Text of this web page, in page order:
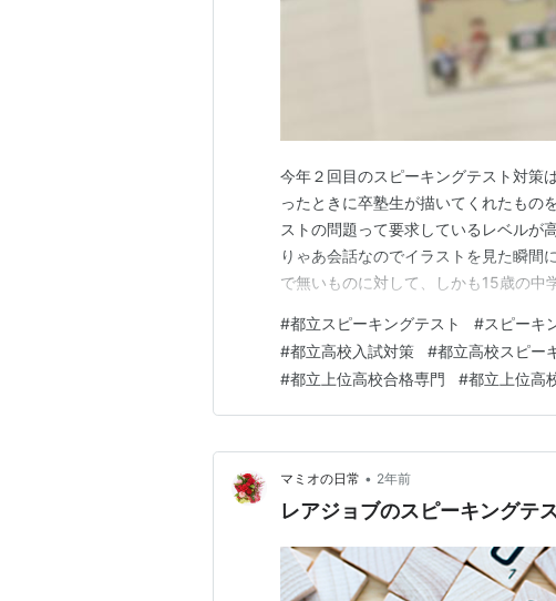
今年２回目のスピーキングテスト対策
ったときに卒塾生が描いてくれたもの
ストの問題って要求しているレベルが
りゃあ会話なのでイラストを見た瞬間
で無いものに対して、しかも15歳の中
ごく一部なのに･･･。 対策講義はあと
す！突破す！突破す！突破す！突破す
#都立スピーキングテスト #スピーキ
#都立高校入試対策 #都立高校スピー
#都立上位高校合格専門 #都立上位高
マミオの日常 • 2年前
レアジョブのスピーキングテ